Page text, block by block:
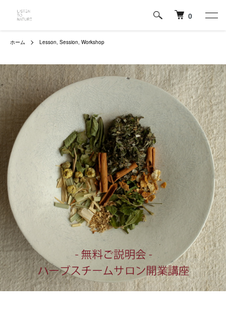
0
ホーム Lesson, Session, Workshop